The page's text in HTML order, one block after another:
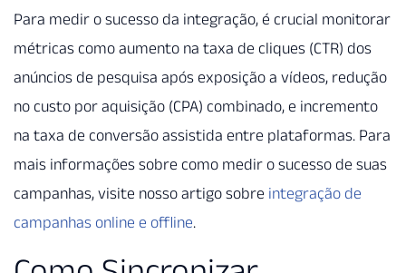
Para medir o sucesso da integração, é crucial monitorar
métricas como aumento na taxa de cliques (CTR) dos
anúncios de pesquisa após exposição a vídeos, redução
no custo por aquisição (CPA) combinado, e incremento
na taxa de conversão assistida entre plataformas. Para
mais informações sobre como medir o sucesso de suas
campanhas, visite nosso artigo sobre integração de
campanhas online e offline.